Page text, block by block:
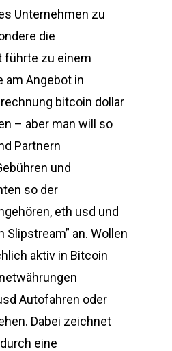
Unternehmen zu
die
führte zu einem
am Angebot in
bitcoin dollar
– aber man will so
Partnern
und
so der
eth usd und
Slipstream” an. Wollen
aktiv in Bitcoin
Autofahren oder
Dabei zeichnet
eine